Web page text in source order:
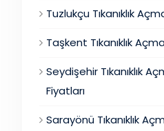
Tuzlukçu Tıkanıklık
Taşkent Tıkanıklık
Seydişehir Tıkanıklık
Fiyatları
Sarayönü Tıkanıklık